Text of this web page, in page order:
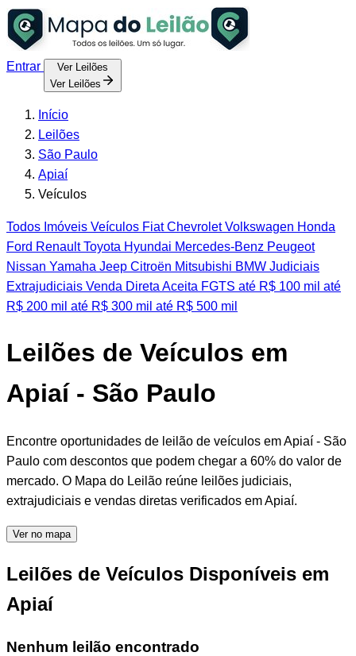
Entrar
Ver Leilões
Ver Leilões
Início
Leilões
São Paulo
Apiaí
Veículos
Todos Imóveis Veículos FiatChevroletVolkswagen Honda
Ford RenaultToyota Hyundai Mercedes-Benz Peugeot
Nissan Yamaha Jeep Citroën Mitsubishi BMW Judiciais
Extrajudiciais Venda Direta Aceita FGTS até R$ 100 mil até
R$ 200 mil até R$ 300 mil até R$ 500 mil
Leilões de Veículos em
Apiaí - São Paulo
Encontre oportunidades de leilão de veículos em Apiaí - São
Paulo com descontos que podem chegar a 60% do valor de
mercado. O Mapa do Leilão reúne leilões judiciais,
extrajudiciais e vendas diretas verificados em Apiaí.
Ver no mapa
Leilões de Veículos Disponíveis em
Apiaí
Nenhum leilão encontrado